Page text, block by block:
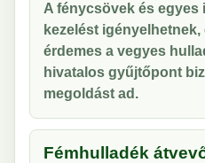
A fénycsövek és egyes
kezelést igényelhetnek,
érdemes a vegyes
hivatalos gyűjtőpont
megoldást ad.
Fémhulladék